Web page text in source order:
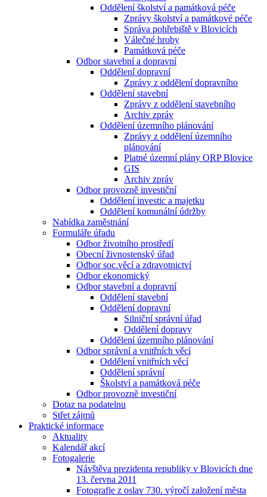
Oddělení školství a památková péče
Zprávy školství a památkové péče
Správa pohřebiště v Blovicích
Válečné hroby
Památková péče
Odbor stavební a dopravní
Oddělení dopravní
Zprávy z oddělení dopravního
Oddělení stavební
Zprávy z oddělení stavebního
Archiv zpráv
Oddělení územního plánování
Zprávy z oddělení územního
plánování
Platné územní plány ORP Blovice
GIS
Archiv zpráv
Odbor provozně investiční
Oddělení investic a majetku
Oddělení komunální údržby
Nabídka zaměstnání
Formuláře úřadu
Odbor životního prostředí
Obecní živnostenský úřad
Odbor soc.věcí a zdravotnictví
Odbor ekonomický
Odbor stavební a dopravní
Oddělení stavební
Oddělení dopravní
Silniční správní úřad
Oddělení dopravy
Oddělení územního plánování
Odbor správní a vnitřních věcí
Oddělení vnitřních věcí
Oddělení správní
Školství a památková péče
Odbor provozně investiční
Dotaz na podatelnu
Střet zájmů
Praktické informace
Aktuality
Kalendář akcí
Fotogalerie
Návštěva prezidenta republiky v Blovicích dne
13. června 2011
Fotografie z oslav 730. výročí založení města